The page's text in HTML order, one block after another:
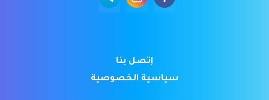
إتصل بنا
سياسية الخصوصية